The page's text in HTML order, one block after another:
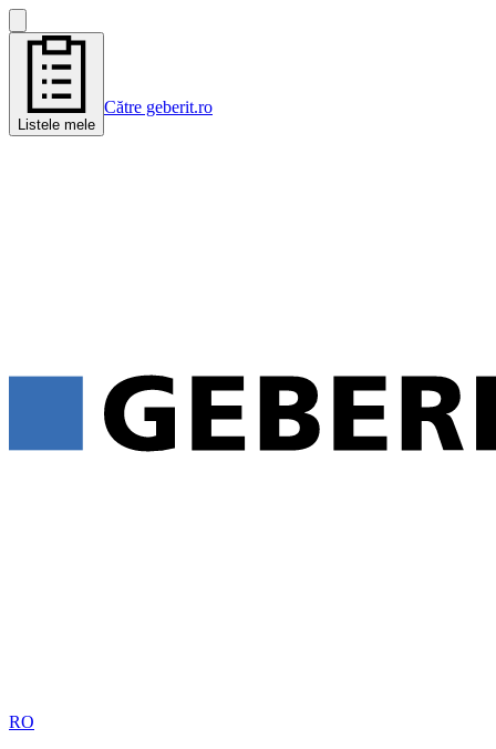
Listele mele
Către geberit.ro
RO